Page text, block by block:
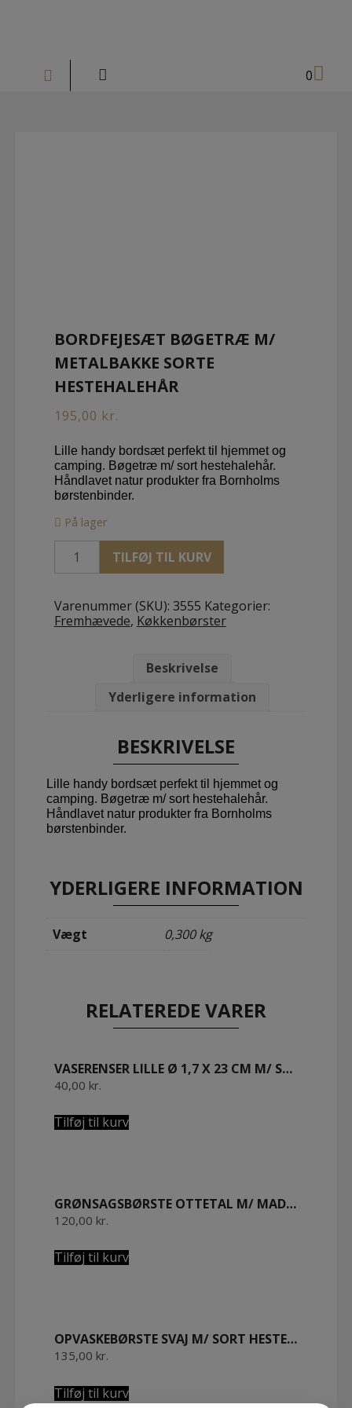
0
BORDFEJESÆT BØGETRÆ M/
METALBAKKE SORTE
HESTEHALEHÅR
195,00 kr.
Lille handy bordsæt perfekt til hjemmet og
camping. Bøgetræ m/ sort hestehalehår.
Håndlavet natur produkter fra Bornholms
børstenbinder.
På lager
Bordfejesæt
Bøgetræ
m/
sorte
hestehalehår
TILFØJ TIL KURV
Varenummer (SKU): 3555 Kategorier:
Fremhævede, Køkkenbørster
Beskrivelse
Yderligere information
BESKRIVELSE
Lille handy bordsæt perfekt til hjemmet og
camping. Bøgetræ m/ sort hestehalehår.
Håndlavet natur produkter fra Bornholms
børstenbinder.
YDERLIGERE INFORMATION
Vægt 0,300 kg
RELATEREDE VARER
VASERENSER LILLE Ø 1,7 X 23 CM M/ SVINEBØRSTER
40,00 kr.
Tilføj til kurv
GRØNSAGSBØRSTE OTTETAL M/ MADAGASCAR FIBER 16 CM. OLIERET BØGETRÆ
120,00 kr.
Tilføj til kurv
OPVASKEBØRSTE SVAJ M/ SORT HESTEHALEHÅR 26 CM OLIERET BØGETRÆ.
135,00 kr.
Tilføj til kurv